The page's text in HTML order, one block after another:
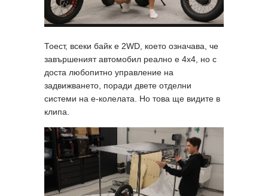
Тоест, всеки байк е 2WD, което означава, че
завършеният автомобил реално е 4x4, но с
доста любопитно управление на
задвижването, поради двете отделни
системи на е-колелата. Но това ще видите в
клипа.